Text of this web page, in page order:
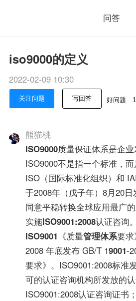
问答
iso9000的定义
2022-02-09 10:30
关注问题 写回答 好问题
熊猫桃
ISO9000质量保证体系是企
ISO9000不是指一个标准，而
ISO（国际标准化组织）和
于2008年（戊子年）8月20
同意平稳转换全球应用最广的
实施ISO9001:2008认证咨询。
ISO9001 《质量管理体系要
2008 年底发布 GB/T 19001-
要求》。ISO9001:2008标准
可的认证咨询机构所发放的
ISO9001:2008认证咨询证书